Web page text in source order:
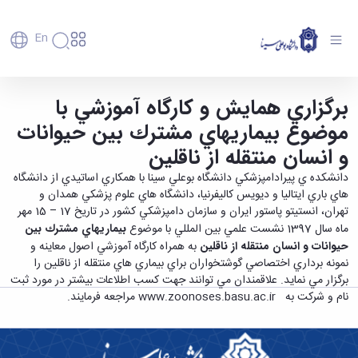
En
دانشگاه
تاریخچه
و
معرفی
برنامه
راهبردی
دانشگاه
نقشه
دانشگاه
ساختار
سازمانی
سازمان
دانشگاه
ریاست
آموزش
پذیرش
کارشناسی
تحصیلات
تکمیلی
پسا
دکترا
استعدادهای
درخشان
دانشجویان
غیرایرانی
مهمانی
و
حمایت‌های
پژوهش
فناوری و
کارآفرینی
دفتر
ارتباط
با
صنعت
پردیس
علم
و
فناوری
مراکز
تحقیقات
و فناوری
دانشکده‌ها
پردیس
اصلی
مهندسی
کشاورزی
شیمی
و
علوم
نفت
علوم
انسانی
هنر
و
رفاهی
رفاهی
پرسنل
اداره
رفاه
کارکنان
مهمانسرای
دانشگاه
رفاهی
دانشجویان
مدیریت
اعضای
هیأت
علمی
کارکنان
دانشجویان
فارغ
التحصیلان
فوق
برنامه
فعالیت‌های
انجمن‌های
پایگاه
بسنا
همایش و کارگاه آموزشی با موضوع بیماریهای
مشترک بین حیوانات و انسان منتقله از ناقلین -
دانشگاه بوعلی سینا همدان
برگزاري همايش و كارگاه آموزشي با
موضوع بيماريهاي مشترك بين حيوانات
و انسان منتقله از ناقلين
دانشكده ي پيرادامپزشكي دانشگاه بوعلي سينا با همكاري اساتيدي از دانشگاه
هاي باري ايتاليا و ديويس كاليفرنيا، دانشگاه هاي علوم پزشكي همدان و
تهران، انستيتو پاستور ايران و سازمان دامپزشكي كشور در تاریخ 17 – 15 مهر
ماه سال 1397 نشست علمي بين المللي با موضوع
بيماريهاي مشترك بين
حيوانات و انسان منتقله از ناقلين به همراه كارگاه آموزشي اصول معاينه و
نمونه برداري اختصاصي گوشتخواران براي بيماري هاي منتقله از ناقلين را
برگزار مي نمايد. علاقمندان مي توانند جهت كسب اطلاعات بيشتر در مورد ثبت
نام و شركت به www.zoonoses.basu.ac.irمراجعه فرمايند.